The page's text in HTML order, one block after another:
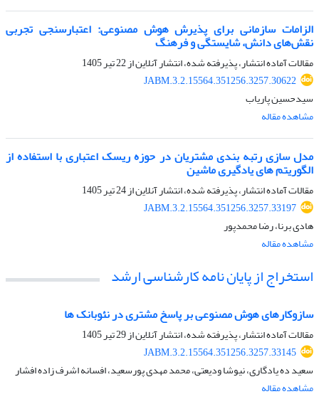
الزامات سازمانی برای پذیرش هوش مصنوعی: اعتبارسنجی تجربی
نقش‌های دانش، شایستگی و فرهنگ
مقالات آماده انتشار، پذیرفته شده، انتشار آنلاین از22 تیر 1405
JABM.3.2.15564.351256.3257.30622
سیدحسین پاریاب
مشاهده مقاله
مدل سازی رتبه بندی مشتریان در حوزه ریسک اعتباری با استفاده از
الگوریتم های یادگیری ماشین
مقالات آماده انتشار، پذیرفته شده، انتشار آنلاین از24 تیر 1405
JABM.3.2.15564.351256.3257.33197
هادی برنا، رضا محمدپور
مشاهده مقاله
استخراج از پایان نامه کارشناسی ارشد
سازوکارهای هوش مصنوعی بر پاسخ مشتری در نئوبانک ها
مقالات آماده انتشار، پذیرفته شده، انتشار آنلاین از29 تیر 1405
JABM.3.2.15564.351256.3257.33145
سعید ده یادگاری، نیوشا ودیعتی، محمد مهدی پورسعید، افسانه اشرف زاده افشار
مشاهده مقاله